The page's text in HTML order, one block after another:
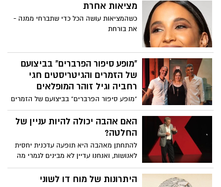
מציאות אחרת
כשהמציאות עושה הכל כדי שתברחי ממנה -
את בורחת
"מופע סיפור הפרברים" בביצועם
של הזמרים והגיטריסטים חגי
רחביה וגיל זוהר המופלאים
"מופע סיפור הפרברים" בביצועם של הזמרים
והגיטריסטים חגי רחביה וגיל זוהר המופלאים
והמרגשים, התקיים ביום רביעי האחרון
באודיטריום באר טוביה
האם אהבה יכולה להיות עניין של
החלטה?
להתחתן מאהבה היא תופעה עדכנית יחסית
לאנושות, ואנחנו עדיין לא מבינים לגמרי מה
המשמעות של בניית מערכות יחסים מוצלחות,
אומר הסופר והפסיכיאטר ג'ורג' בלייר-ווסט.
היתרונות של מוח דו לשוני